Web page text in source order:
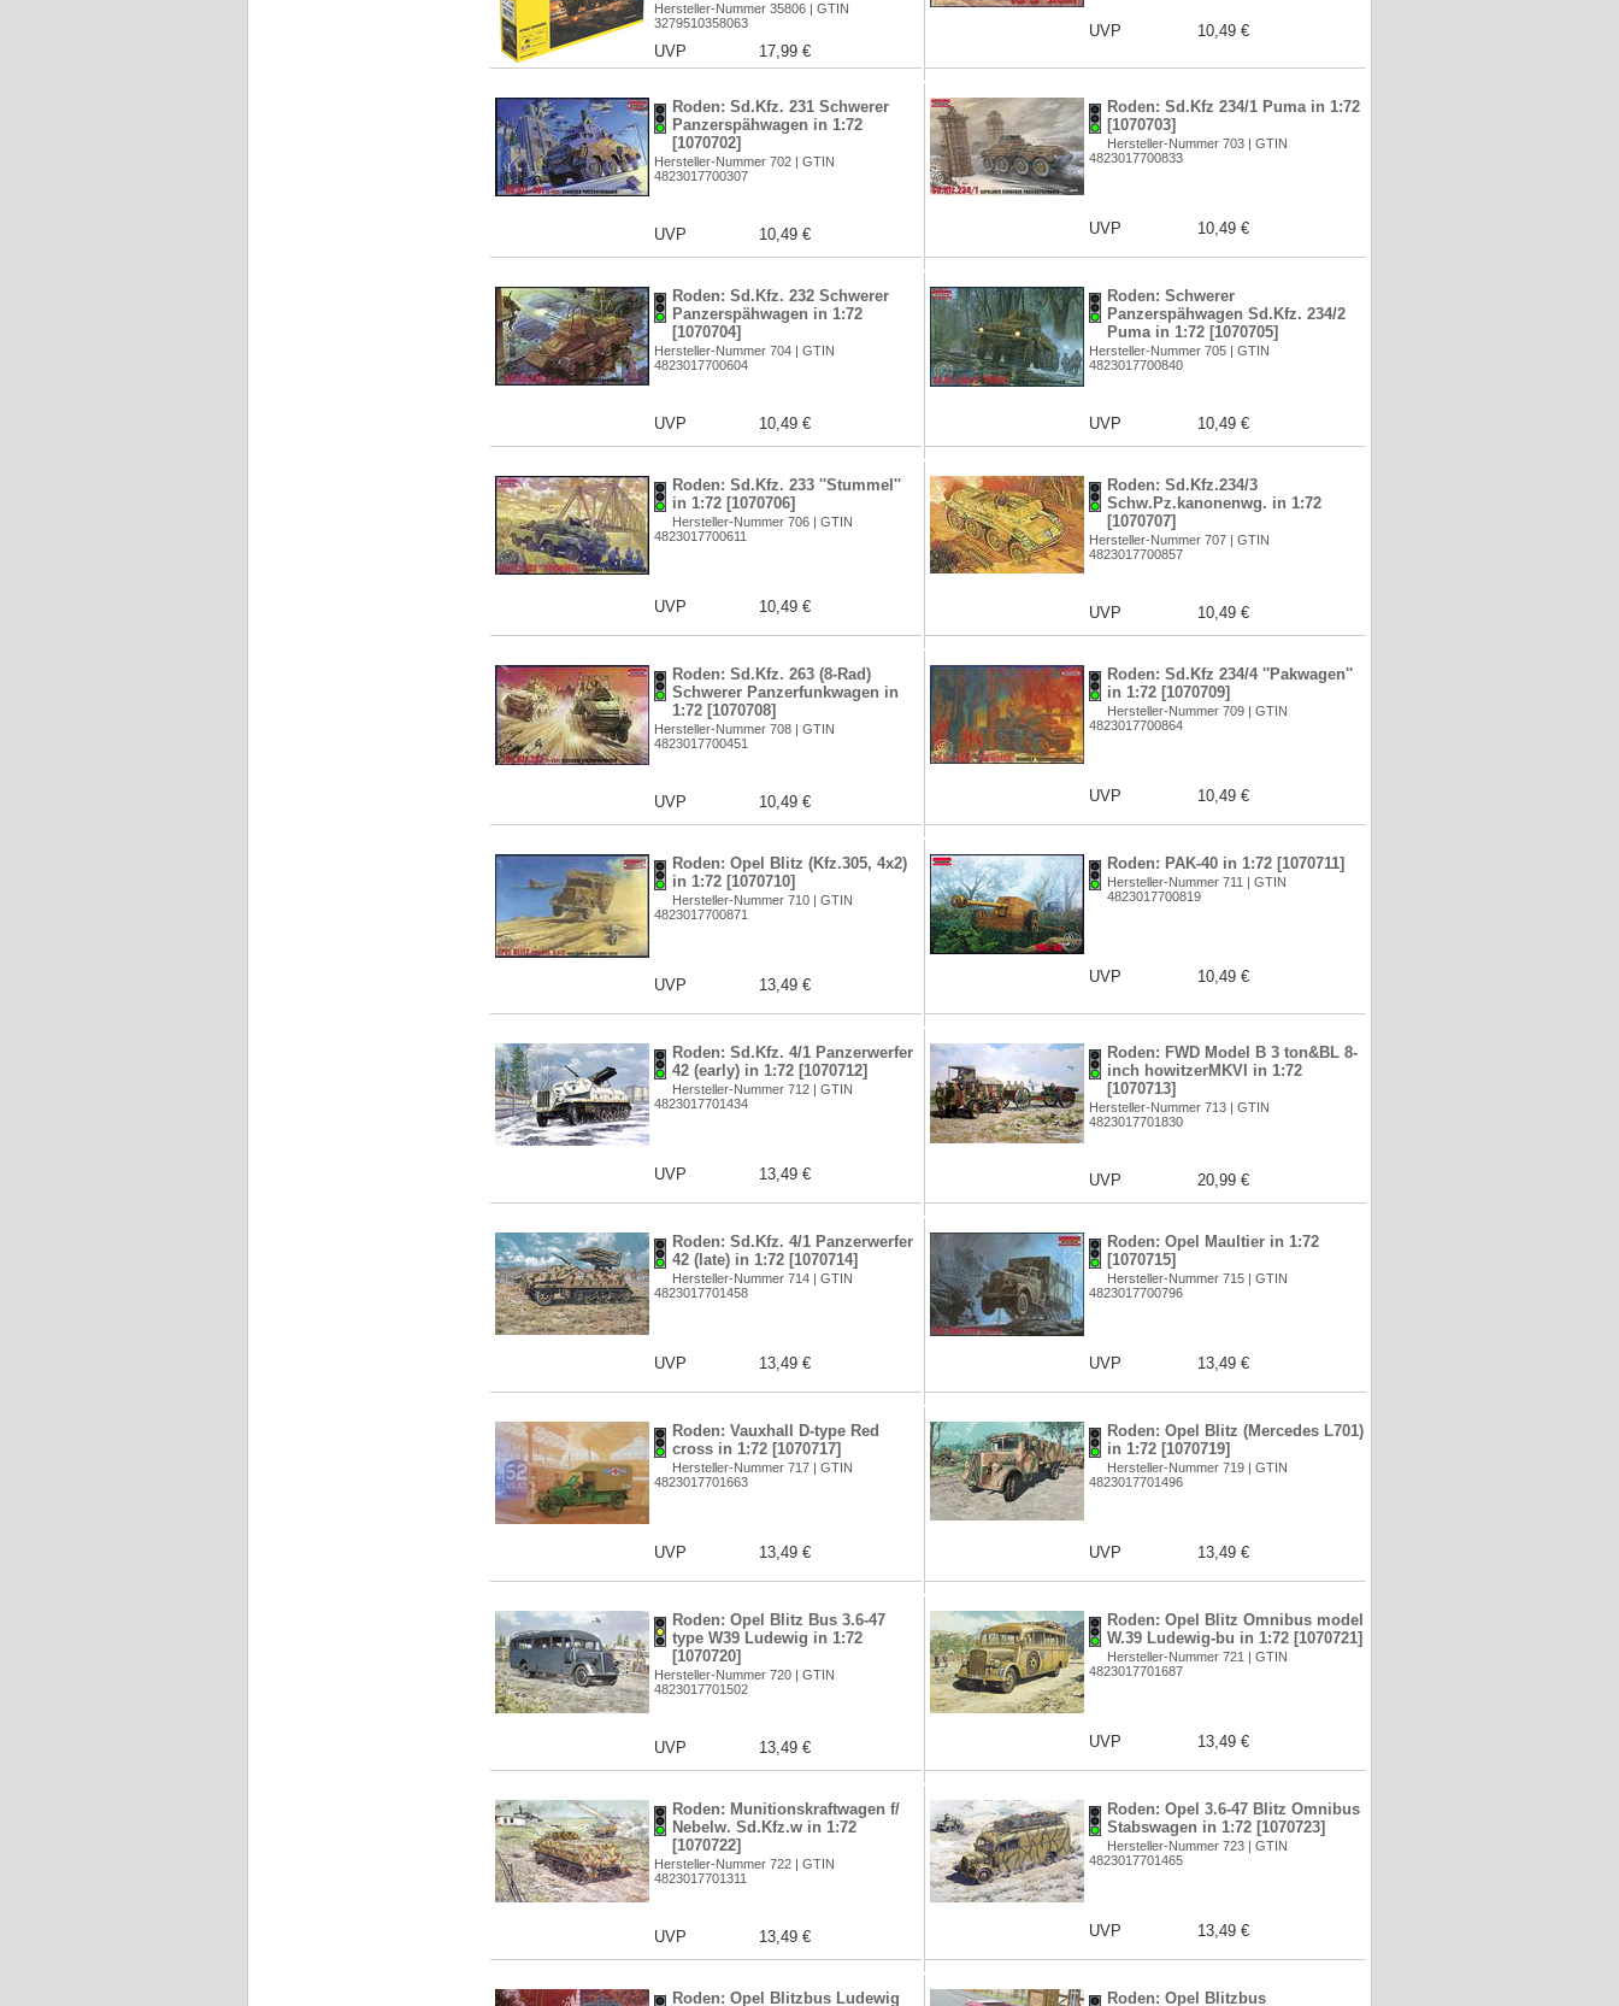
Hersteller-Nummer 35806 | GTIN
3279510358063
UVP 17,99 €
UVP 10,49 €
Roden: Sd.Kfz. 231 Schwerer
Panzerspähwagen in 1:72
[1070702]
Hersteller-Nummer 702 | GTIN
4823017700307
UVP 10,49 €
Roden: Sd.Kfz 234/1 Puma in 1:72
[1070703]
Hersteller-Nummer 703 | GTIN
4823017700833
UVP 10,49 €
Roden: Sd.Kfz. 232 Schwerer
Panzerspähwagen in 1:72
[1070704]
Hersteller-Nummer 704 | GTIN
4823017700604
UVP 10,49 €
Roden: Schwerer
Panzerspähwagen Sd.Kfz. 234/2
Puma in 1:72 [1070705]
Hersteller-Nummer 705 | GTIN
4823017700840
UVP 10,49 €
Roden: Sd.Kfz. 233 ''Stummel''
in 1:72 [1070706]
Hersteller-Nummer 706 | GTIN
4823017700611
UVP 10,49 €
Roden: Sd.Kfz.234/3
Schw.Pz.kanonenwg. in 1:72
[1070707]
Hersteller-Nummer 707 | GTIN
4823017700857
UVP 10,49 €
Roden: Sd.Kfz. 263 (8-Rad)
Schwerer Panzerfunkwagen in
1:72 [1070708]
Hersteller-Nummer 708 | GTIN
4823017700451
UVP 10,49 €
Roden: Sd.Kfz 234/4 ''Pakwagen''
in 1:72 [1070709]
Hersteller-Nummer 709 | GTIN
4823017700864
UVP 10,49 €
Roden: Opel Blitz (Kfz.305, 4x2)
in 1:72 [1070710]
Hersteller-Nummer 710 | GTIN
4823017700871
UVP 13,49 €
Roden: PAK-40 in 1:72 [1070711]
Hersteller-Nummer 711 | GTIN
4823017700819
UVP 10,49 €
Roden: Sd.Kfz. 4/1 Panzerwerfer
42 (early) in 1:72 [1070712]
Hersteller-Nummer 712 | GTIN
4823017701434
UVP 13,49 €
Roden: FWD Model B 3 ton&BL 8-
inch howitzerMKVI in 1:72
[1070713]
Hersteller-Nummer 713 | GTIN
4823017701830
UVP 20,99 €
Roden: Sd.Kfz. 4/1 Panzerwerfer
42 (late) in 1:72 [1070714]
Hersteller-Nummer 714 | GTIN
4823017701458
UVP 13,49 €
Roden: Opel Maultier in 1:72
[1070715]
Hersteller-Nummer 715 | GTIN
4823017700796
UVP 13,49 €
Roden: Vauxhall D-type Red
cross in 1:72 [1070717]
Hersteller-Nummer 717 | GTIN
4823017701663
UVP 13,49 €
Roden: Opel Blitz (Mercedes L701)
in 1:72 [1070719]
Hersteller-Nummer 719 | GTIN
4823017701496
UVP 13,49 €
Roden: Opel Blitz Bus 3.6-47
type W39 Ludewig in 1:72
[1070720]
Hersteller-Nummer 720 | GTIN
4823017701502
UVP 13,49 €
Roden: Opel Blitz Omnibus model
W.39 Ludewig-bu in 1:72 [1070721]
Hersteller-Nummer 721 | GTIN
4823017701687
UVP 13,49 €
Roden: Munitionskraftwagen f/
Nebelw. Sd.Kfz.w in 1:72
[1070722]
Hersteller-Nummer 722 | GTIN
4823017701311
UVP 13,49 €
Roden: Opel 3.6-47 Blitz Omnibus
Stabswagen in 1:72 [1070723]
Hersteller-Nummer 723 | GTIN
4823017701465
UVP 13,49 €
Roden: Opel Blitzbus Ludewig Roden: Opel Blitzbus